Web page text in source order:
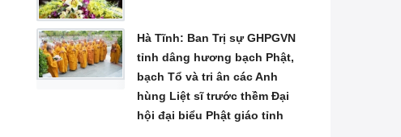
Hà Tĩnh: Ban Trị sự GHPGVN
tỉnh dâng hương bạch Phật,
bạch Tổ và tri ân các Anh
hùng Liệt sĩ trước thềm Đại
hội đại biểu Phật giáo tỉnh